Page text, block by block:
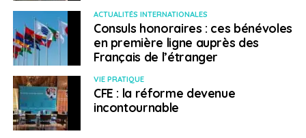
ACTUALITÉS INTERNATIONALES
Consuls honoraires : ces bénévoles
en première ligne auprès des
Français de l’étranger
VIE PRATIQUE
CFE : la réforme devenue
incontournable